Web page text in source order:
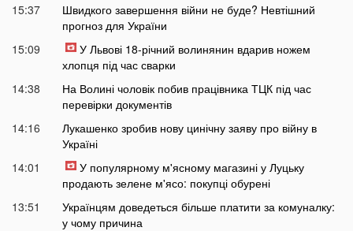
15:37
Швидкого завершення війни не буде? Невтішний
прогноз для України
15:09
У Львові 18-річний волинянин вдарив ножем
хлопця під час сварки
14:38
На Волині чоловік побив працівника ТЦК під час
перевірки документів
14:16
Лукашенко зробив нову цинічну заяву про війну в
Україні
14:01
У популярному м'ясному магазині у Луцьку
продають зелене м'ясо: покупці обурені
13:51
Українцям доведеться більше платити за комуналку:
у чому причина